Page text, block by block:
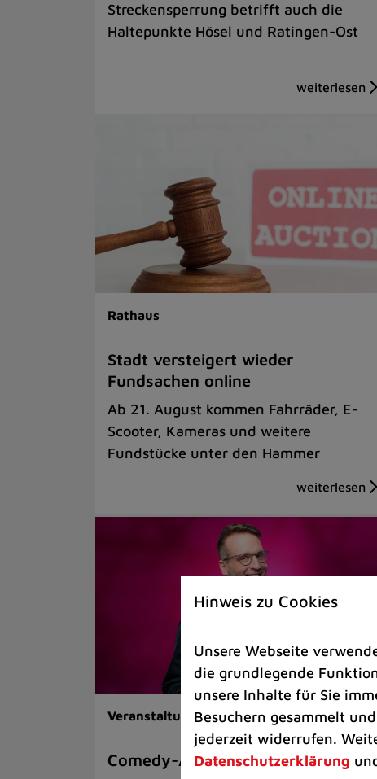
Streckensperrung betrifft auch die
Haltepunkte Hösel und Ratingen-Ost
Rathaus
Stadt versteigert wieder
Fundsachen online
Ab 21. August kommen Fahrräder, E-
Scooter, Kameras und weitere
Fundstücke unter den Hammer
Veranstaltungen | Kunst & Kultur
Comedy-Abend mit Benni Stark
Hinweis zu Cookies
Unsere Webseite
die grundlegende
unsere Inhalte für Sie
Besuchern gesammelt
jederzeit widerrufen.
Datenschutzerklärung